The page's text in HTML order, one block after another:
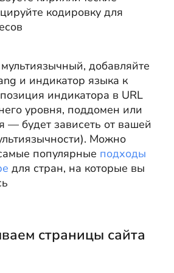
кодировку для
добавляйте
и индикатор языка к
индикатора в URL
уровня, поддомен или
— будет зависеть от вашей
Можно
популярные подходы
для стран, на которые вы
страницы сайта